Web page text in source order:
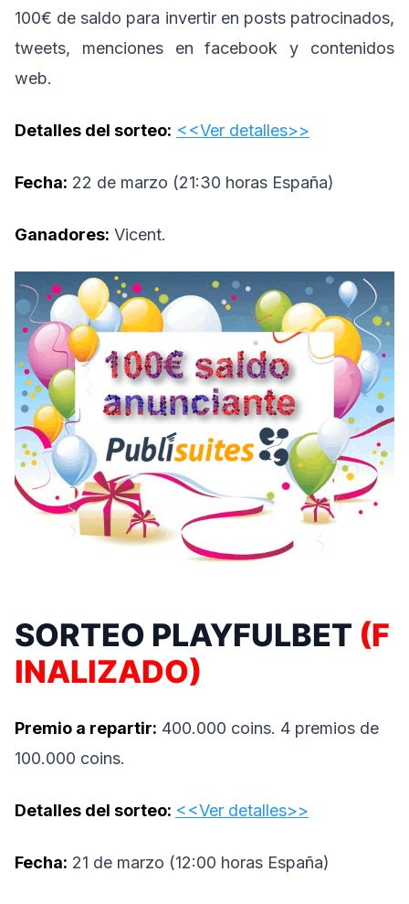
100€ de saldo para invertir en posts patrocinados,
tweets, menciones en facebook y contenidos
web.
Detalles del sorteo: <<Ver detalles>>
Fecha: 22 de marzo (21:30 horas España)
Ganadores: Vicent.
SORTEO PLAYFULBET (F
INALIZADO)
Premio a repartir: 400.000 coins. 4 premios de
100.000 coins.
Detalles del sorteo: <<Ver detalles>>
Fecha: 21 de marzo (12:00 horas España)